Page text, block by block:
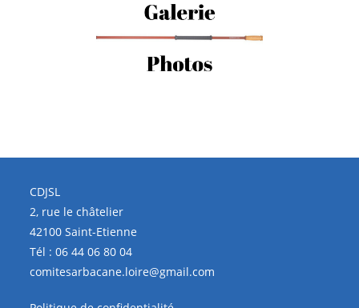
CDJSL
2, rue le châtelier
42100 Saint-Etienne
Tél :06 44 06 80 04
comitesarbacane.loire@gmail.com